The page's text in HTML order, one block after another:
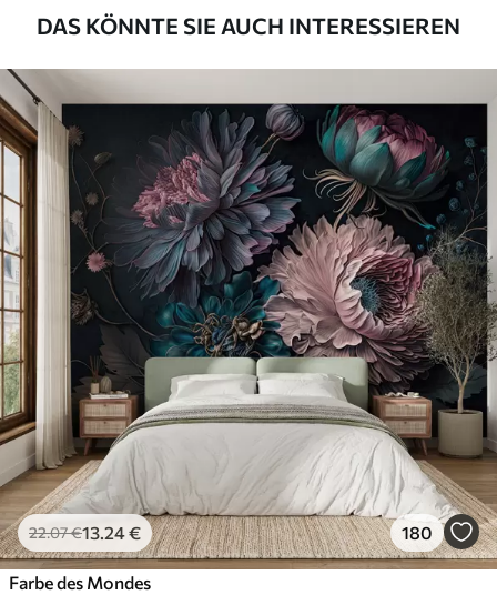
Verlegemethode Nahtlose Anwendung
Verfügbare Materialien
Standard
.00 27 .00 €/m²
Premium
.6734 .00 € /m²
Premium-Vinyl
.0039.00€
Peel and Stick
81.6749.00 €/m²
DAS KÖNNTE SIE AUCH INTERESSIEREN
22.07€13 .24€ 180
Farbe des Mondes